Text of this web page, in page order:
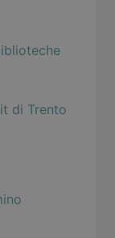
di Trento